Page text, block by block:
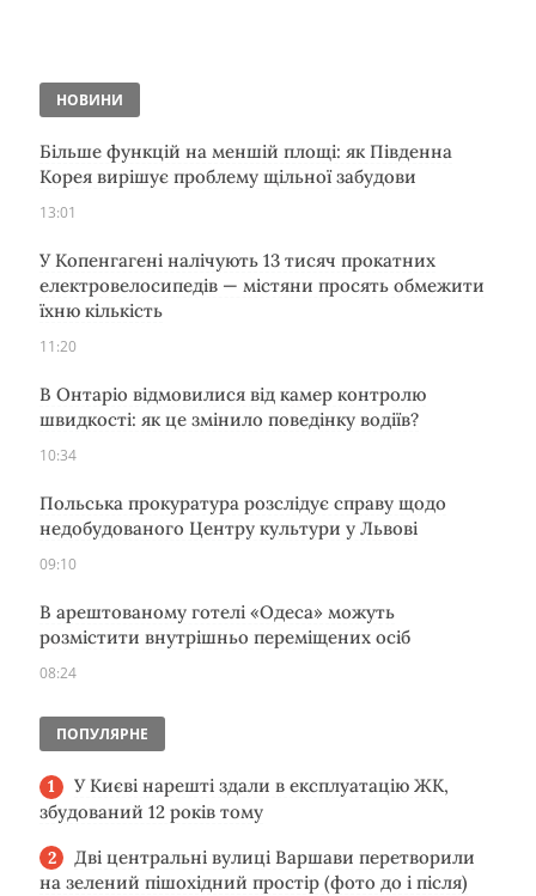
НОВИНИ
Більше функцій на меншій площі: як Південна
Корея вирішує проблему щільної забудови
13:01
У Копенгагені налічують 13 тисяч прокатних
електровелосипедів — містяни просять обмежити
їхню кількість
11:20
В Онтаріо відмовилися від камер контролю
швидкості: як це змінило поведінку водіїв?
10:34
Польська прокуратура розслідує справу щодо
недобудованого Центру культури у Львові
09:10
В арештованому готелі «Одеса» можуть
розмістити внутрішньо переміщених осіб
08:24
ПОПУЛЯРНЕ
У Києві нарешті здали в експлуатацію ЖК,
збудований 12 років тому
Дві центральні вулиці Варшави перетворили
на зелений пішохідний простір (фото до і після)